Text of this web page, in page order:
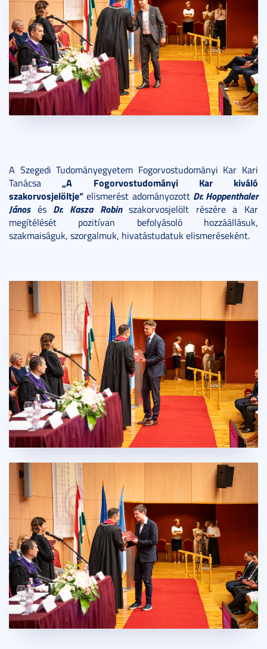
A Szegedi Tudományegyetem Fogorvostudományi Kar Kari
Tanácsa„A Fogorvostudományi Kar kiváló
szakorvosjelöltje” elismerést adományozott Dr. Hoppenthaler
Jánosés Dr. Kasza Robinszakorvosjelölt részére a Kar
megítélését pozitívan befolyásoló hozzáállásuk,
szakmaiságuk, szorgalmuk, hivatástudatuk elismeréseként.